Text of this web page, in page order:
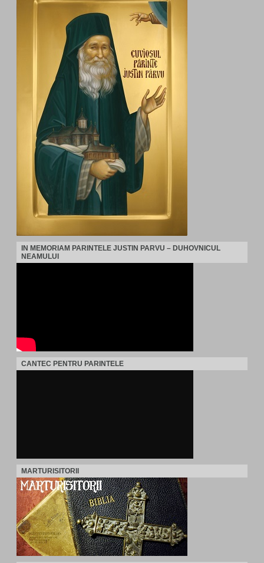
IN MEMORIAM PARINTELE JUSTIN PARVU – DUHOVNICUL
NEAMULUI
CANTEC PENTRU PARINTELE
MARTURISITORII